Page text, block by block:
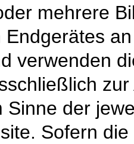
mehrere
verwenden
Sinne der
Sofern